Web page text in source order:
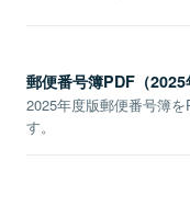
郵便番号簿PDF（2025
2025年度版郵便番号簿
す。